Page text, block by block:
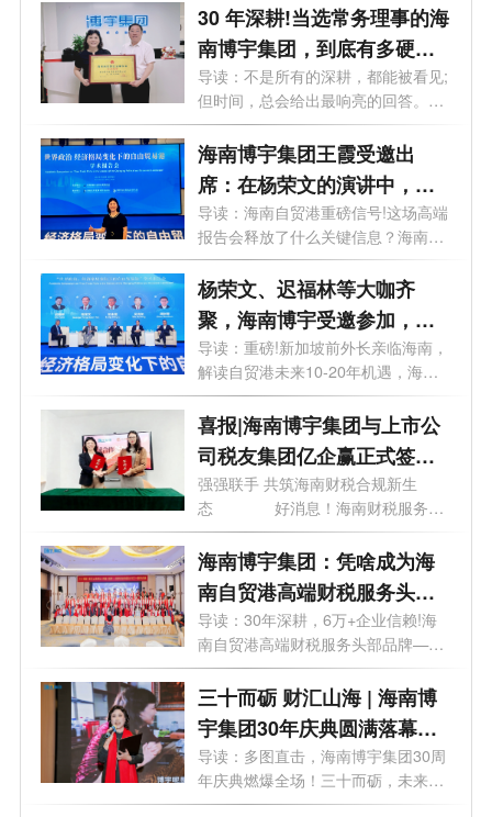
30 年深耕!当选常务理事的海
南博宇集团，到底有多硬
核？
导读：不是所有的深耕，都能被看见;
但时间，总会给出最响亮的回答。海
南...
海南博宇集团王霞受邀出
席：在杨荣文的演讲中，读
懂自贸港下一步
导读：海南自贸港重磅信号!这场高端
报告会释放了什么关键信息？海南博
宇...
杨荣文、迟福林等大咖齐
聚，海南博宇受邀参加，这
场会议讲了啥？
导读：重磅!新加坡前外长亲临海南，
解读自贸港未来10-20年机遇，海南
博宇紧...
喜报|海南博宇集团与上市公
司税友集团亿企赢正式签约
合作
强强联手 共筑海南财税合规新生
态 好消息！海南财税服务领
域迎来...
海南博宇集团：凭啥成为海
南自贸港高端财税服务头部
品牌？
导读：30年深耕，6万+企业信赖!海
南自贸港高端财税服务头部品牌——
博宇集...
三十而砺 财汇山海 | 海南博
宇集团30年庆典圆满落幕，
精彩不容错过
导读：多图直击，海南博宇集团30周
年庆典燃爆全场！三十而砺，未来可
期！...